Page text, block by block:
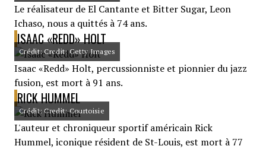
Le réalisateur de El Cantante et Bitter Sugar, Leon
Ichaso, nous a quittés à 74 ans.
ISAAC «REDD» HOLT
Crédit: Credit: Getty Images
Isaac «Redd» Holt, percussionniste et pionnier du jazz
fusion, est mort à 91 ans.
RICK HUMMEL
Crédit: Credit: Courtoisie
L'auteur et chroniqueur sportif américain Rick
Hummel, iconique résident de St-Louis, est mort à 77